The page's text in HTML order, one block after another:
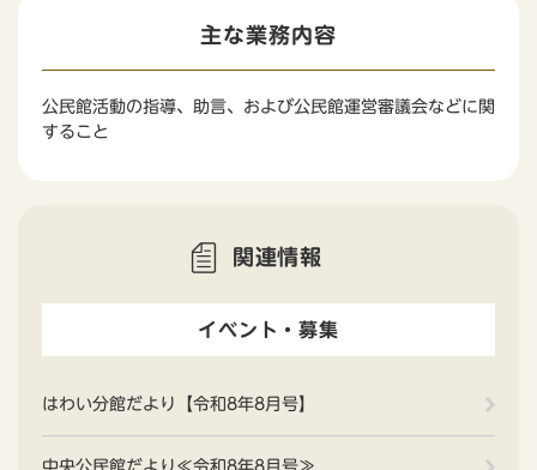
主な業務内容
公民館活動の指導、助言、および公民館運営審議会などに関
すること
関連情報
イベント・募集
はわい分館だより【令和8年8月号】